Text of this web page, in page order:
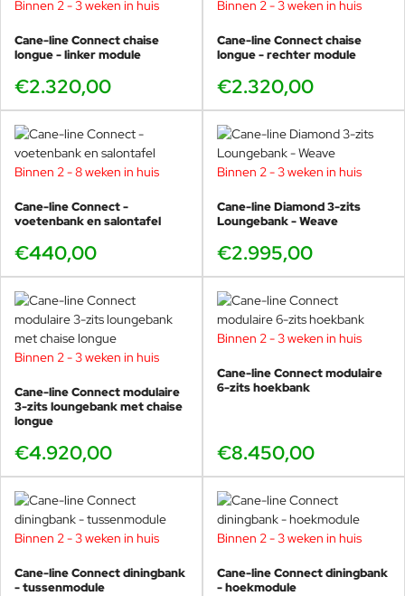
Binnen 2 - 3 weken in huis
Cane-line Connect chaise
longue - linker module
€2.320,00
Binnen 2 - 3 weken in huis
Cane-line Connect chaise
longue - rechter module
€2.320,00
Binnen 2 - 8 weken in huis
Cane-line Connect -
voetenbank en salontafel
€440,00
Binnen 2 - 3 weken in huis
Cane-line Diamond 3-zits
Loungebank - Weave
€2.995,00
Binnen 2 - 3 weken in huis
Cane-line Connect modulaire
3-zits loungebank met chaise
longue
€4.920,00
Binnen 2 - 3 weken in huis
Cane-line Connect modulaire
6-zits hoekbank
€8.450,00
Binnen 2 - 3 weken in huis
Cane-line Connect diningbank
- tussenmodule
Binnen 2 - 3 weken in huis
Cane-line Connect diningbank
- hoekmodule